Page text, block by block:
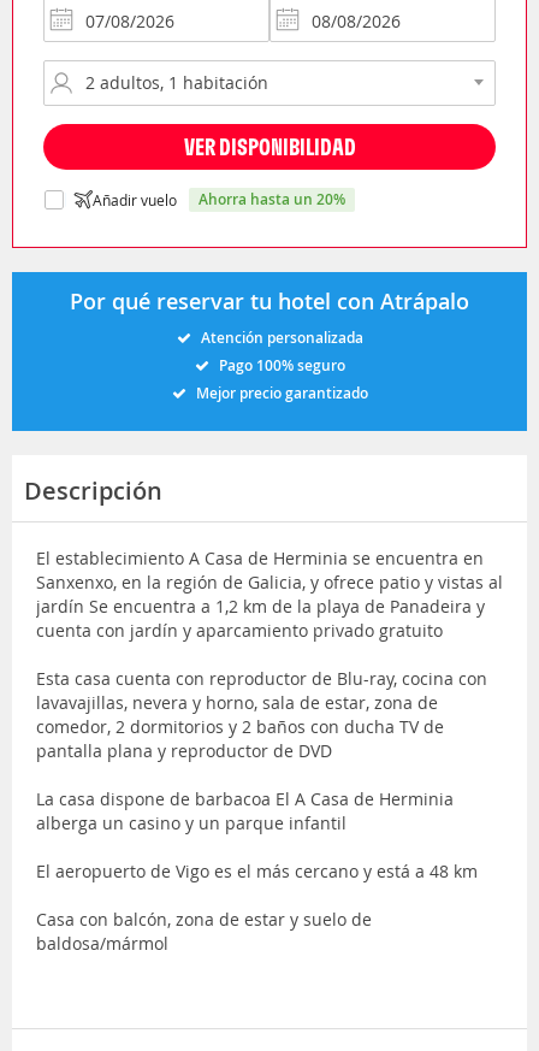
VER DISPONIBILIDAD
Añadir vuelo ahorra hasta un 20%
Por qué reservar tu hotel con Atrápalo
Atención personalizada
Pago 100% seguro
Mejor precio garantizado
Descripción
El establecimiento A Casa de Herminia se encuentra en
Sanxenxo, en la región de Galicia, y ofrece patio y vistas al
jardín Se encuentra a 1,2 km de la playa de Panadeira y
cuenta con jardín y aparcamiento privado gratuito
Esta casa cuenta con reproductor de Blu-ray, cocina con
lavavajillas, nevera y horno, sala de estar, zona de
comedor, 2 dormitorios y 2 baños con ducha TV de
pantalla plana y reproductor de DVD
La casa dispone de barbacoa El A Casa de Herminia
alberga un casino y un parque infantil
El aeropuerto de Vigo es el más cercano y está a 48 km
Casa con balcón, zona de estar y suelo de
baldosa/mármol